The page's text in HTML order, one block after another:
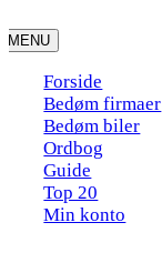
to
content
MENU
Forside
Bedøm firmaer
Bedøm biler
Ordbog
Guide
Top 20
Min konto